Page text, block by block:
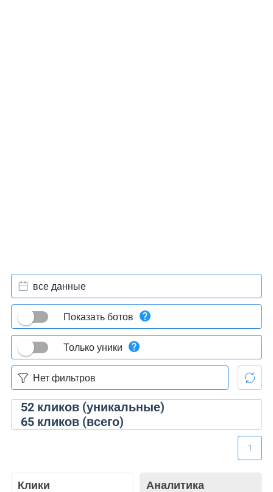
52кликов (уникальные)
65кликов (всего)
все данные
Показать ботов
Только уники
Клики Аналитика
1